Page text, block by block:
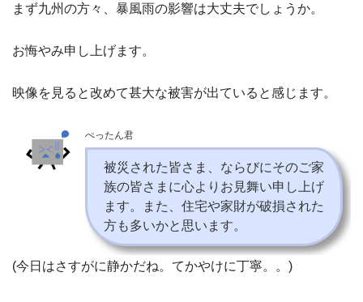
まず九州の方々、暴風雨の影響は大丈夫でしょうか。
お悔やみ申し上げます。
映像を見ると改めて甚大な被害が出ていると感じます。
ぺったん君
被災された皆さま、ならびにそのご家
族の皆さまに心よりお見舞い申し上げ
ます。また、住宅や家財が破損された
方も多いかと思います。
(今日はさすがに静かだね。てかやけに丁寧。。)